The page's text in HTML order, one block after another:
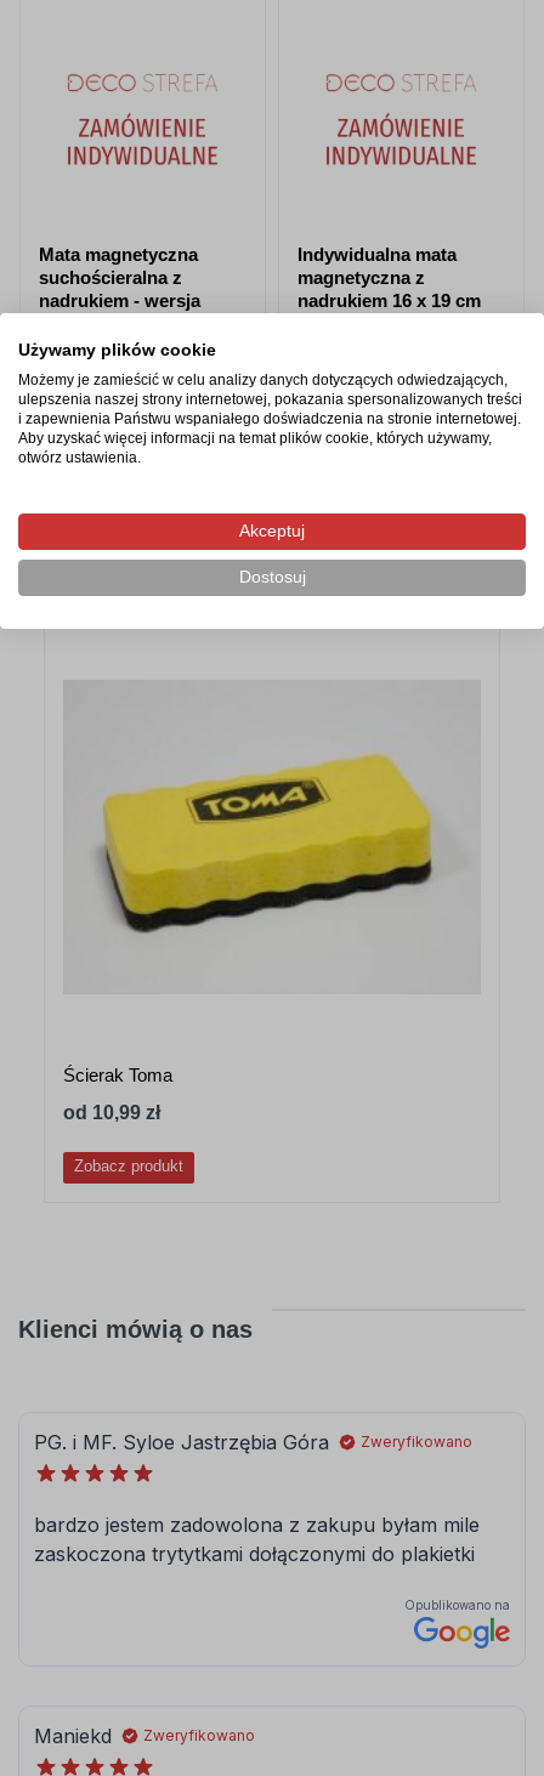
Mata magnetyczna
suchościeralna z
nadrukiem - wersja
od 19,54 zł
Zobacz produkt
Indywidualna mata
magnetyczna z
nadrukiem 16 x 19 cm
od 16,71 zł
Zobacz produkt
Polecane akcesoria
Ścierak Toma
od 10,99 zł
Zobacz produkt
Klienci mówią o nas
Używamy plików cookie
Możemy je zamieścić w celu analizy danych dotyczących odwiedzających,
ulepszenia naszej strony internetowej, pokazania spersonalizowanych treści
i zapewnienia Państwu wspaniałego doświadczenia na stronie internetowej.
Aby uzyskać więcej informacji na temat plików cookie, których używamy,
otwórz ustawienia.
Akceptuj
Dostosuj